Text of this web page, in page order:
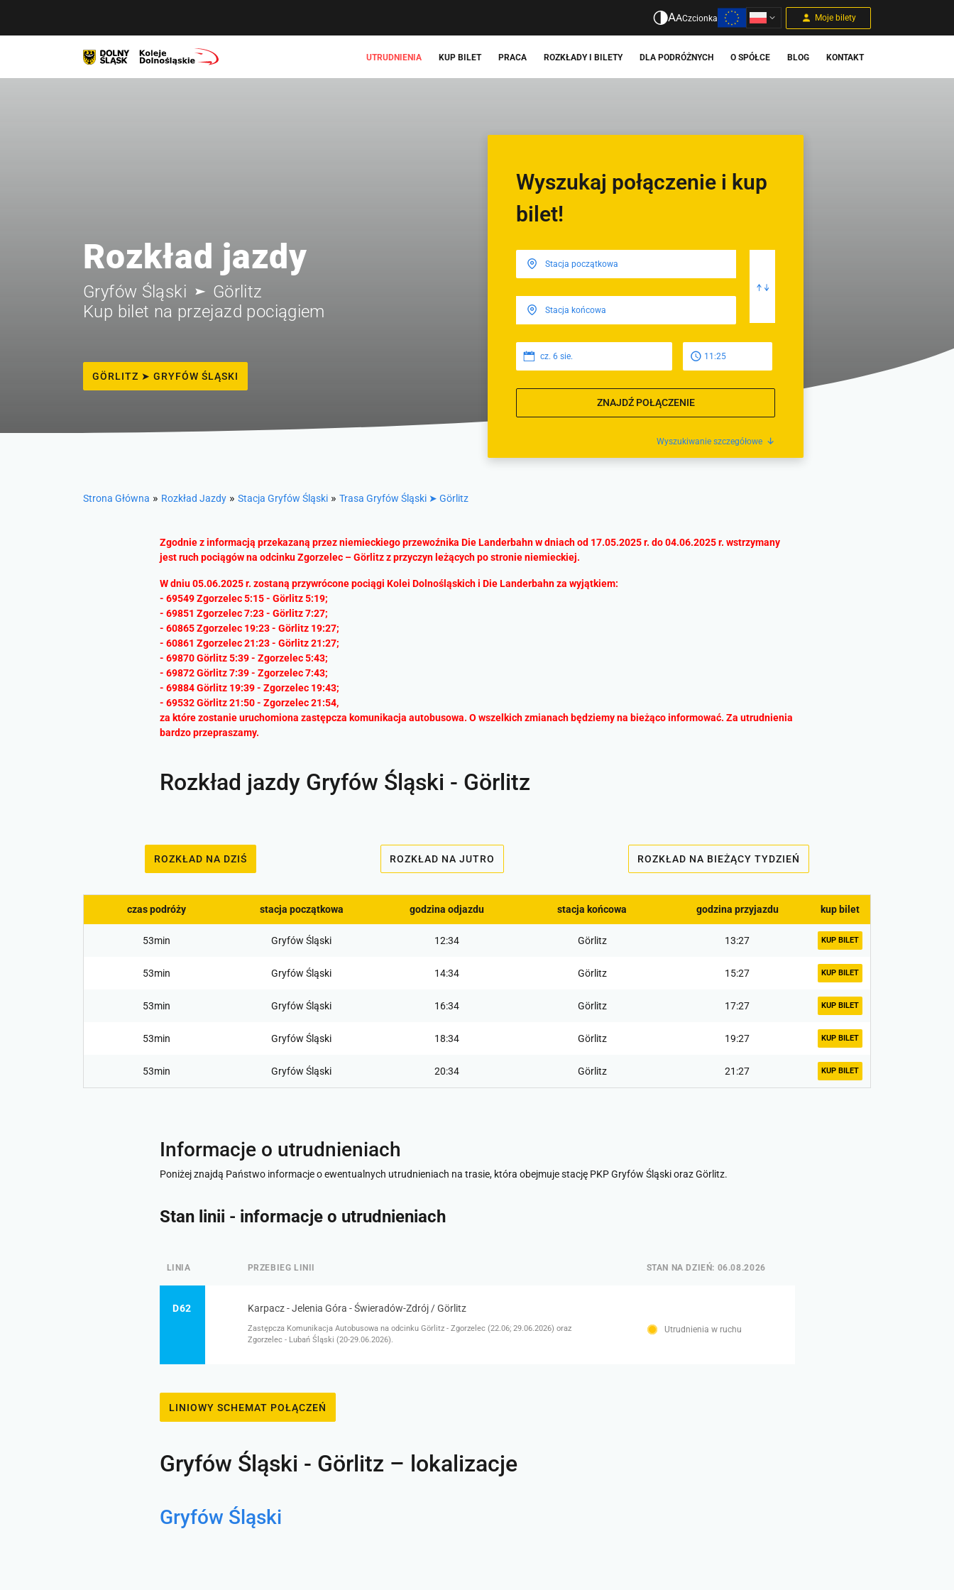
Moje bilety
AACzcionka
UTRUDNIENIA KUP BILET PRACA ROZKŁADY I BILETY DLA PODRÓŻNYCH O SPÓŁCE BLOG KONTAKT
Rozkład jazdy
Gryfów Śląski
Görlitz
Kup bilet na przejazd pociągiem
GÖRLITZ ➤ GRYFÓW ŚLĄSKI
Wyszukaj połączenie i kup
bilet!
cz. 6 sie. 11:25
ZNAJDŹ POŁĄCZENIE
Wyszukiwanie szczegółowe
Strona Główna » Rozkład Jazdy » Stacja Gryfów Śląski » Trasa Gryfów Śląski ➤ Görlitz
Zgodnie z informacją przekazaną przez niemieckiego przewoźnika Die Landerbahn w dniach od 17.05.2025 r. do 04.06.2025 r. wstrzymany
jest ruch pociągów na odcinku Zgorzelec – Görlitz z przyczyn leżących po stronie niemieckiej.
W dniu 05.06.2025 r. zostaną przywrócone pociągi Kolei Dolnośląskich i Die Landerbahn za wyjątkiem:
- 69549 Zgorzelec 5:15 - Görlitz 5:19;
- 69851 Zgorzelec 7:23 - Görlitz 7:27;
- 60865 Zgorzelec 19:23 - Görlitz 19:27;
- 60861 Zgorzelec 21:23 - Görlitz 21:27;
- 69870 Görlitz 5:39 - Zgorzelec 5:43;
- 69872 Görlitz 7:39 - Zgorzelec 7:43;
- 69884 Görlitz 19:39 - Zgorzelec 19:43;
- 69532 Görlitz 21:50 - Zgorzelec 21:54,
za które zostanie uruchomiona zastępcza komunikacja autobusowa. O wszelkich zmianach będziemy na bieżąco informować. Za utrudnienia
bardzo przepraszamy.
Rozkład jazdy Gryfów Śląski - Görlitz
ROZKŁAD NA DZIŚ ROZKŁAD NA JUTRO ROZKŁAD NA BIEŻĄCY TYDZIEŃ
czas podróży stacja początkowa godzina odjazdu stacja końcowa godzina przyjazdu kup bilet
53min Gryfów Śląski 12:34 Görlitz 13:27 KUP BILET
53min Gryfów Śląski 14:34 Görlitz 15:27 KUP BILET
53min Gryfów Śląski 16:34 Görlitz 17:27 KUP BILET
53min Gryfów Śląski 18:34 Görlitz 19:27 KUP BILET
53min Gryfów Śląski 20:34 Görlitz 21:27 KUP BILET
Informacje o utrudnieniach
Poniżej znajdą Państwo informacje o ewentualnych utrudnieniach na trasie, która obejmuje stację PKP Gryfów Śląski oraz Görlitz.
Stan linii - informacje o utrudnieniach
LINIA PRZEBIEG LINII STAN NA DZIEŃ: 06.08.2026
D62 Karpacz - Jelenia Góra - Świeradów-Zdrój / Görlitz
Zastępcza Komunikacja Autobusowa na odcinku Görlitz - Zgorzelec (22.06; 29.06.2026) oraz
Zgorzelec - Lubań Śląski (20-29.06.2026).
Utrudnienia w ruchu
LINIOWY SCHEMAT POŁĄCZEŃ
Gryfów Śląski - Görlitz – lokalizacje
Gryfów Śląski